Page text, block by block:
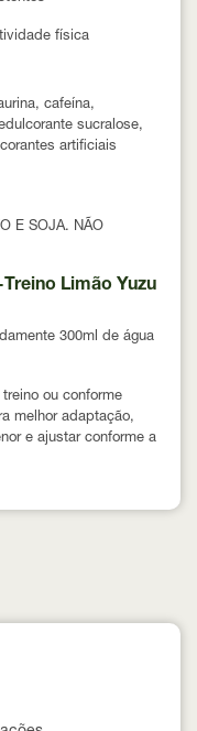
física
cafeína,
sucralose,
artificiais
E SOJA. NÃO
Limão Yuzu
300ml de água
ou conforme
melhor adaptação,
e ajustar conforme a